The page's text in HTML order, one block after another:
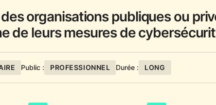
organisations publiques ou
de leurs mesures de
Public : PROFESSIONNEL Durée : LONG